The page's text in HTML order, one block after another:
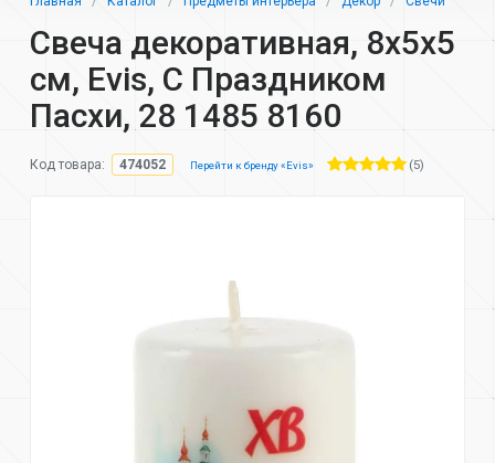
Свеча декоративная, 8х5х5
см, Evis, С Праздником
Пасхи, 28 1485 8160
Код товара: 474052 Перейти к бренду «Evis» (5)